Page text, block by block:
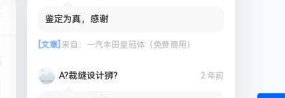
鉴定为真，感谢
[文章] 来自： 一汽丰田皇冠体（免费商用）
A?裁缝设计狮? 2 年前